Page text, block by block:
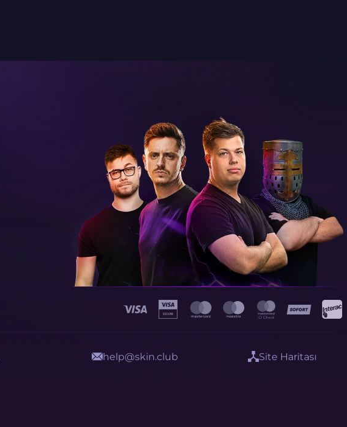
help@skin.club Site Haritası